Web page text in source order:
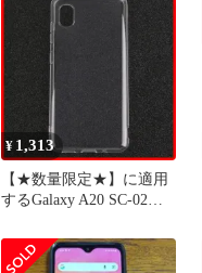
指紋防止 衝撃 吸収 擦り
傷防止 耐衝撃 撥水撥油
衝撃吸収 取付簡単
¥ 1,313
【★数量限定★】に適用
するGalaxy A20 SC-02M
フト TPU素材 Galaxy A21
SC-42A SCV49 ケース 全